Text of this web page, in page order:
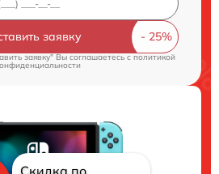
заявку
заявку" Вы соглашаетесь c политикой